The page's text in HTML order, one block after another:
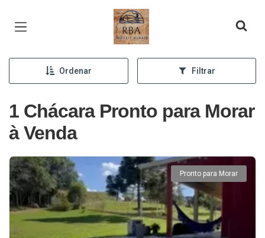
Página inicial
Ordenar Filtrar
1 Chácara Pronto para Morar
à Venda
Pronto para Morar